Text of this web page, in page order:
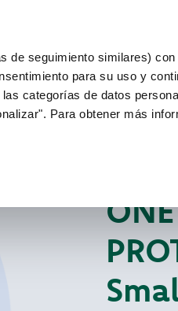
de seguimiento similares)
para su uso y
categorías de datos
Para obtener más
OF LOVE PARA TU